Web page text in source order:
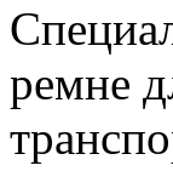
ремне